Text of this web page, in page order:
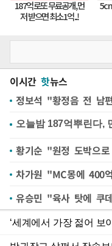
이시간 핫뉴스
정보석 "황정음 전 남
황기순 "원정 도박으
차가원 "MC몽에 400
유승민 "육사 탓에 쿠